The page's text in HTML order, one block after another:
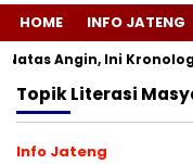
HOME INFO JATENG
Angin, Ini
TopikLiterasi
Info Jateng